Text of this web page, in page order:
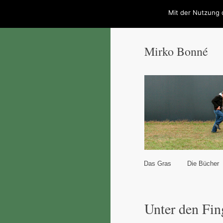
Mirko Bonné
Zum Inhalt wechseln
Zum sekundären
Das Gras Die Bücher
Unter den
Mit der Nutzung